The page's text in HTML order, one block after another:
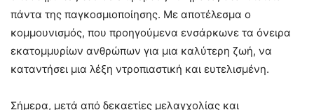
πάντα της παγκοσμιοποίησης. Με αποτέλεσμα ο
κομμουνισμός, που προηγούμενα ενσάρκωνε τα όνειρα
εκατομμυρίων ανθρώπων για μια καλύτερη ζωή, να
καταντήσει μια λέξη ντροπιαστική και ευτελισμένη.
Σήμερα, μετά από δεκαετίες μελαγχολίας και